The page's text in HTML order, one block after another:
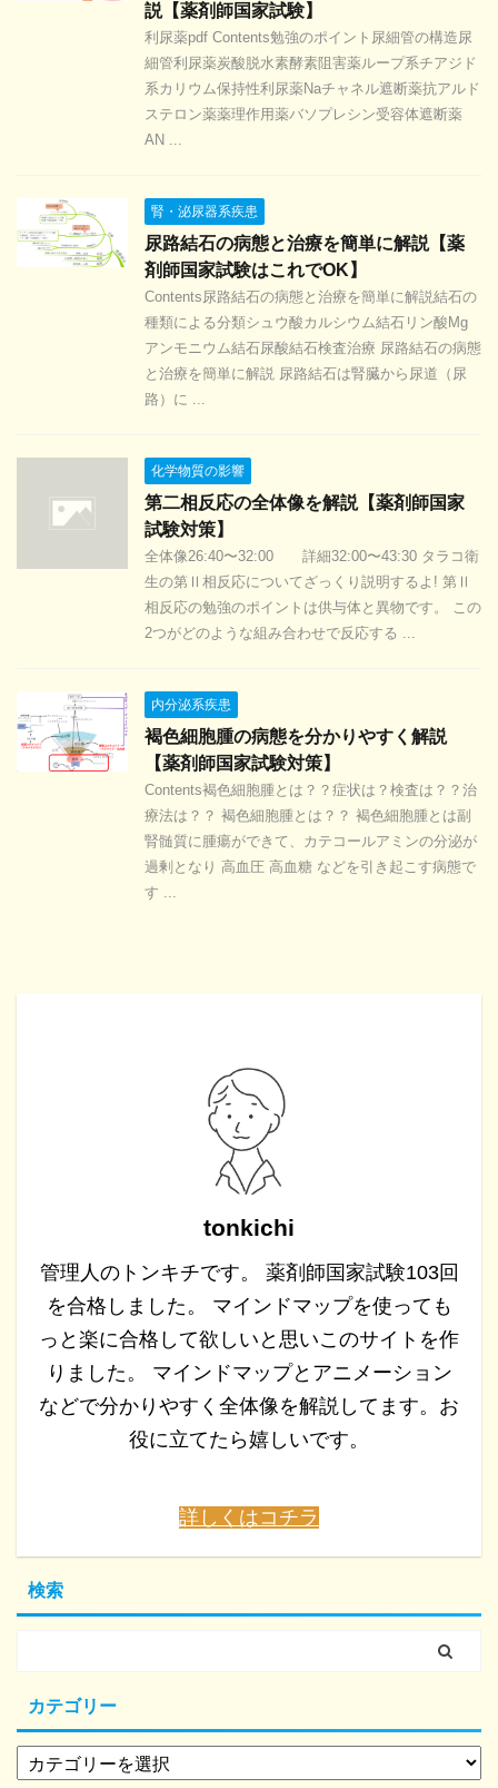
説【薬剤師国家試験】
利尿薬pdf Contents勉強のポイント尿細管の構造尿
細管利尿薬炭酸脱水素酵素阻害薬ループ系チアジド
系カリウム保持性利尿薬Naチャネル遮断薬抗アルド
ステロン薬薬理作用薬バソプレシン受容体遮断薬
AN ...
腎・泌尿器系疾患
尿路結石の病態と治療を簡単に解説【薬
剤師国家試験はこれでOK】
Contents尿路結石の病態と治療を簡単に解説結石の
種類による分類シュウ酸カルシウム結石リン酸Mg
アンモニウム結石尿酸結石検査治療 尿路結石の病態
と治療を簡単に解説 尿路結石は腎臓から尿道（尿
路）に ...
化学物質の影響
第二相反応の全体像を解説【薬剤師国家
試験対策】
全体像26:40〜32:00 詳細32:00〜43:30 タラコ衛
生の第Ⅱ相反応についてざっくり説明するよ! 第Ⅱ
相反応の勉強のポイントは供与体と異物です。 この
2つがどのような組み合わせで反応する ...
内分泌系疾患
褐色細胞腫の病態を分かりやすく解説
【薬剤師国家試験対策】
Contents褐色細胞腫とは？？症状は？検査は？？治
療法は？？ 褐色細胞腫とは？？ 褐色細胞腫とは副
腎髄質に腫瘍ができて、カテコールアミンの分泌が
過剰となり 高血圧 高血糖 などを引き起こす病態で
す ...
tonkichi
管理人のトンキチです。 薬剤師国家試験103回
を合格しました。 マインドマップを使っても
っと楽に合格して欲しいと思いこのサイトを作
りました。 マインドマップとアニメーション
などで分かりやすく全体像を解説してます。お
役に立てたら嬉しいです。
詳しくはコチラ
検索
カテゴリー